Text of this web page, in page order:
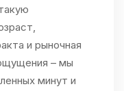
и рыночная
– мы
минут и